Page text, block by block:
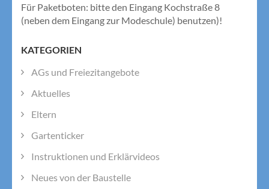
Für Paketboten: bitte den Eingang Kochstraße 8
(neben dem Eingang zur Modeschule) benutzen)!
KATEGORIEN
AGs und Freiezitangebote
Aktuelles
Eltern
Gartenticker
Instruktionen und Erklärvideos
Neues von der Baustelle